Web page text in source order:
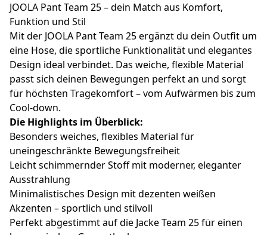
JOOLA Pant Team 25 – dein Match aus Komfort,
Funktion und Stil
Mit der JOOLA Pant Team 25 ergänzt du dein Outfit um
eine Hose, die sportliche Funktionalität und elegantes
Design ideal verbindet. Das weiche, flexible Material
passt sich deinen Bewegungen perfekt an und sorgt
für höchsten Tragekomfort – vom Aufwärmen bis zum
Cool-down.
Die Highlights im Überblick:
Besonders weiches, flexibles Material für
uneingeschränkte Bewegungsfreiheit
Leicht schimmernder Stoff mit moderner, eleganter
Ausstrahlung
Minimalistisches Design mit dezenten weißen
Akzenten – sportlich und stilvoll
Perfekt abgestimmt auf die Jacke Team 25 für einen